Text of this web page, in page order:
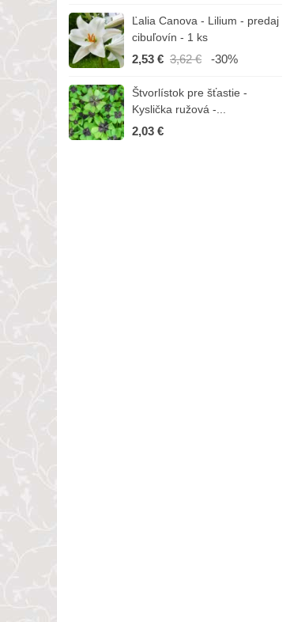
Ľalia Canova - Lilium - predaj
cibuľovín - 1 ks
2,53 € 3,62 € -30%
Štvorlístok pre šťastie -
Kyslička ružová -...
2,03 €